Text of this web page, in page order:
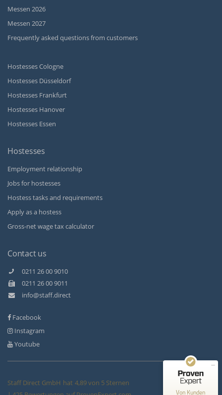
Messen 2026
Messen 2027
Frequently asked questions from customers
Hostesses Cologne
Hostesses Düsseldorf
Hostesses Frankfurt
Hostesses Hanover
Hostesses Essen
Hostesses
Employment relationship
Jobs for hostesses
Hostess tasks and requirements
Apply as a hostess
Gross-net wage tax calculator
Contact us
0211 26 00 9010
0211 26 00 9011
info@staff.direct
Facebook
Instagram
Youtube
Staff Direct GmbH hat 4,89von 5 Sternen
Von Kunden
146
Bewertungen auf
ProvenExpert.com
Bewertungen von 3
anderen Quellen